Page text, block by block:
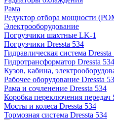
Рама
Редуктор отбора мощности
Электрооборудование
Погрузчики шахтные LK-1
Погрузчики Dressta 534
Гидравлическая система Dressta
Гидротрансформатор Dressta 534
Кузов, кабина,
Рабочее оборудование Dressta
Рама и сочленение Dressta 534
Коробка переключения передач
Мосты и колеса Dressta 534
Тормозная система Dressta 534